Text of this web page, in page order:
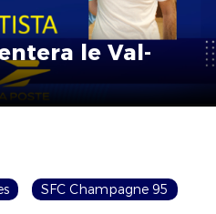
le Val-
SFC Champagne 95